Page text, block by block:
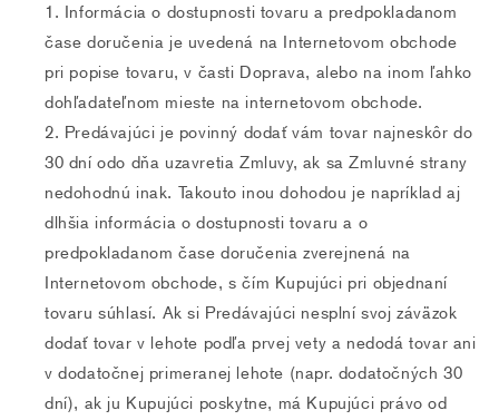
Informácia o dostupnosti tovaru a predpokladanom
čase doručenia je uvedená na Internetovom obchode
pri popise tovaru, v časti Doprava, alebo na inom ľahko
dohľadateľnom mieste na internetovom obchode.
Predávajúci je povinný dodať vám tovar najneskôr do
30 dní odo dňa uzavretia Zmluvy, ak sa Zmluvné strany
nedohodnú inak. Takouto inou dohodou je napríklad aj
dlhšia informácia o dostupnosti tovaru a o
predpokladanom čase doručenia zverejnená na
Internetovom obchode, s čím Kupujúci pri objednaní
tovaru súhlasí. Ak si Predávajúci nesplní svoj záväzok
dodať tovar v lehote podľa prvej vety a nedodá tovar ani
v dodatočnej primeranej lehote (napr. dodatočných 30
dní), ak ju Kupujúci poskytne, má Kupujúci právo od